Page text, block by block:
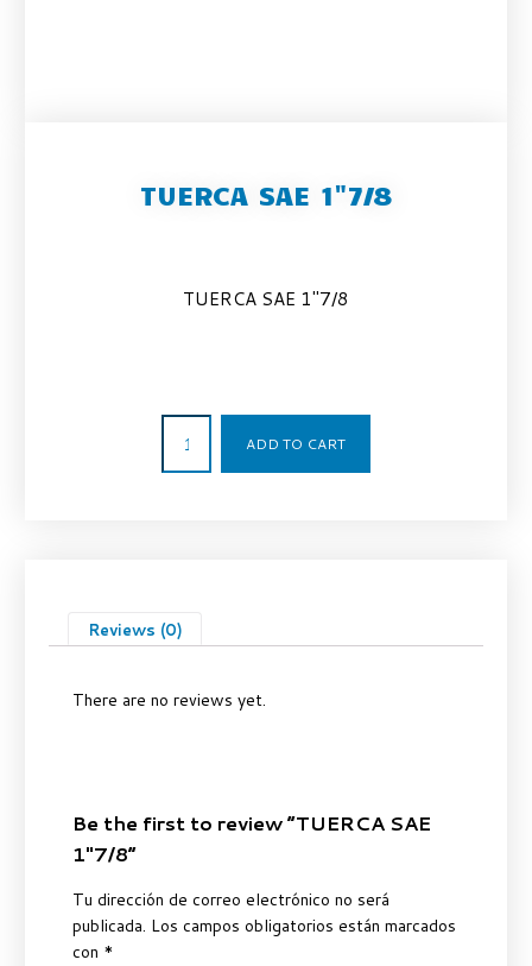
TUERCA SAE 1"7/8
TUERCA SAE 1″7/8
ADD TO CART
Reviews (0)
There are no reviews yet.
Be the first to review “TUERCA SAE
1″7/8”
Tu dirección de correo electrónico no será
publicada. Los campos obligatorios están marcados
con *